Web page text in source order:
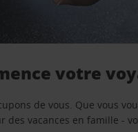
votre
de vous. Que vous
des vacances en famille -